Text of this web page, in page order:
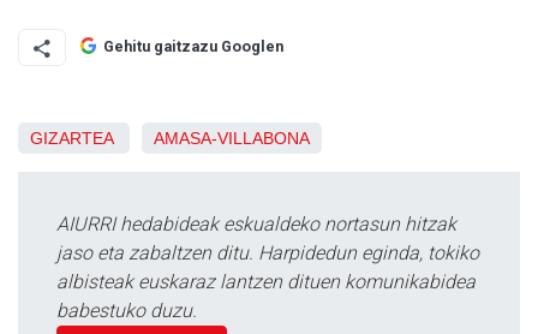
Gehitu gaitzazu Googlen
GIZARTEA AMASA-VILLABONA
AIURRI hedabideak eskualdeko nortasun hitzak
jaso eta zabaltzen ditu. Harpidedun eginda, tokiko
albisteak euskaraz lantzen dituen komunikabidea
babestuko duzu.